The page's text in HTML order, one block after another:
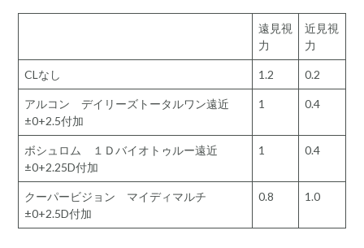
遠見視
力
近見視
力
CLなし 1.2 0.2
アルコン デイリーズトータルワン遠近
±0+2.5付加
1 0.4
ボシュロム １Ｄバイオトゥルー遠近
±0+2.25D付加
1 0.4
クーパービジョン マイディマルチ
±0+2.5D付加
0.8 1.0